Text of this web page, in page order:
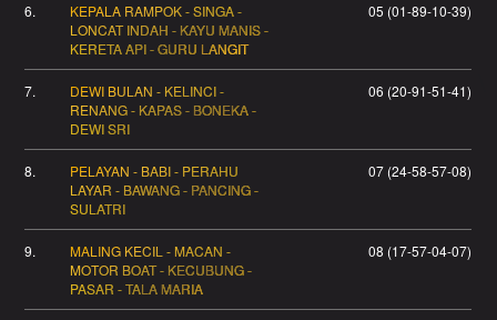
6.
KEPALA RAMPOK - SINGA -
LONCAT INDAH - KAYU MANIS -
KERETA API - GURU LANGIT
05 (01-89-10-39)
7.
DEWI BULAN - KELINCI -
RENANG - KAPAS - BONEKA -
DEWI SRI
06 (20-91-51-41)
8.
PELAYAN - BABI - PERAHU
LAYAR - BAWANG - PANCING -
SULATRI
07 (24-58-57-08)
9.
MALING KECIL - MACAN -
MOTOR BOAT - KECUBUNG -
PASAR - TALA MARIA
08 (17-57-04-07)